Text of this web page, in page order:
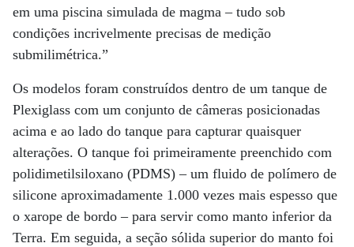
em uma piscina simulada de magma – tudo sob
condições incrivelmente precisas de medição
submilimétrica.”
Os modelos foram construídos dentro de um tanque de
Plexiglass com um conjunto de câmeras posicionadas
acima e ao lado do tanque para capturar quaisquer
alterações. O tanque foi primeiramente preenchido com
polidimetilsiloxano (PDMS) – um fluido de polímero de
silicone aproximadamente 1.000 vezes mais espesso que
o xarope de bordo – para servir como manto inferior da
Terra. Em seguida, a seção sólida superior do manto foi